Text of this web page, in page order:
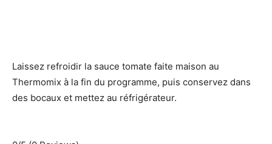
Laissez refroidir la sauce tomate faite maison au
Thermomix à la fin du programme, puis conservez dans
des bocaux et mettez au réfrigérateur.